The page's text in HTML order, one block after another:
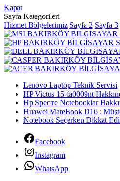
Kapat
Sayfa Kategorileri
Hizmet Bölgelerimiz Sayfa 2 Sayfa 3
Lenovo Laptop Teknik Servisi
HP Victus 15-fa0009nt
Hp Spectre Notebooklar
Huawei MateBook D16 :
Notebook Seçerken Dikkat
Facebook
Instagram
WhatsApp